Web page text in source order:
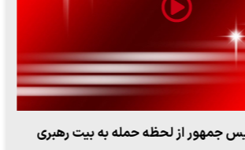
جمهور از لحظه حمله به بیت رهبری